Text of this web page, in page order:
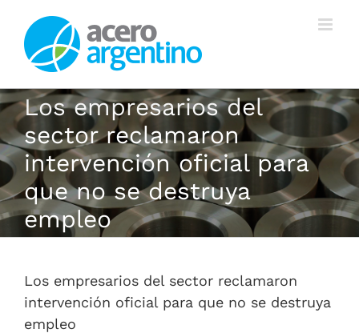
contenido
Los empresarios del
sector reclamaron
intervención oficial para
que no se destruya
empleo
Los empresarios del sector reclamaron
intervención oficial para que no se destruya
empleo